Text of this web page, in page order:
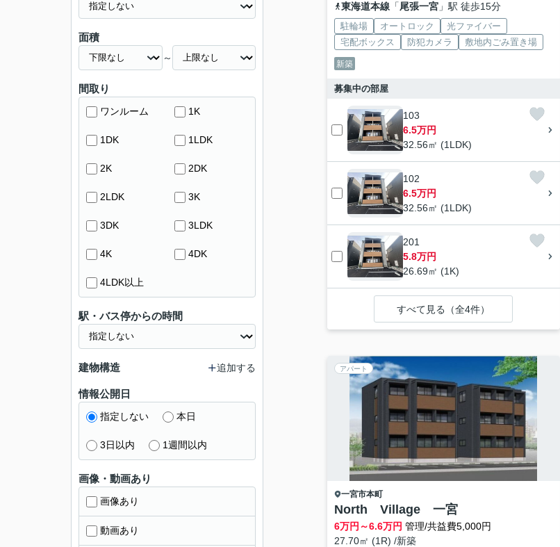
東海道本線「尾張一宮」駅 徒歩15分
駐輪場 オートロック
光ファイバー
宅配ボックス
防犯カメラ 敷地内ごみ置き場
新築
募集中の部屋
103
6.5万円
32.56㎡ (1LDK)
102
6.5万円
32.56㎡ (1LDK)
201
5.8万円
26.69㎡ (1K)
すべて見る（全4件）
アパート
一宮市本町
North Village 一宮
6万円～6.6万円 管理/共益費5,000円
27.70㎡ (1R) /新築
面積
～
間取り
ワンルーム 1K
1DK 1LDK
2K 2DK
2LDK 3K
3DK 3LDK
4K 4DK
4LDK以上
駅・バス停からの時間
建物構造 追加する
情報公開日
指定しない 本日
3日以内 1週間以内
画像・動画あり
画像あり
動画あり